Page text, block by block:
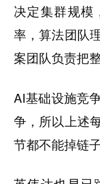
决定集群规模
率，算法团队
案团队负责把
AI基础设施竞
争，所以上述
节都不能掉链子